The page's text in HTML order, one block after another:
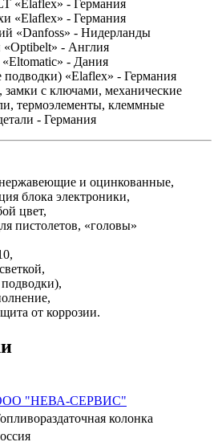
«Elaflex» - Германия
«Elaflex» - Германия
«Danfoss» - Нидерланды
- Англия
- Дания
«Elaflex» - Германия
замки с ключами, механические
термоэлементы, клеммные
- Германия
и оцинкованные,
блока электроники,
цвет,
пистолетов, «головы»
от коррозии.
"НЕВА-СЕРВИС"
колонка